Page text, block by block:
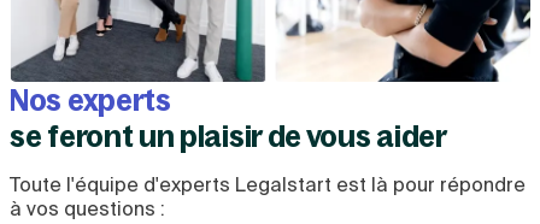
Nos experts
se feront un plaisir de vous aider
Toute l'équipe d'experts Legalstart est là pour répondre
à vos questions :